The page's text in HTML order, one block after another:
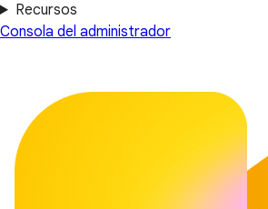
Recursos
Consola del administrador